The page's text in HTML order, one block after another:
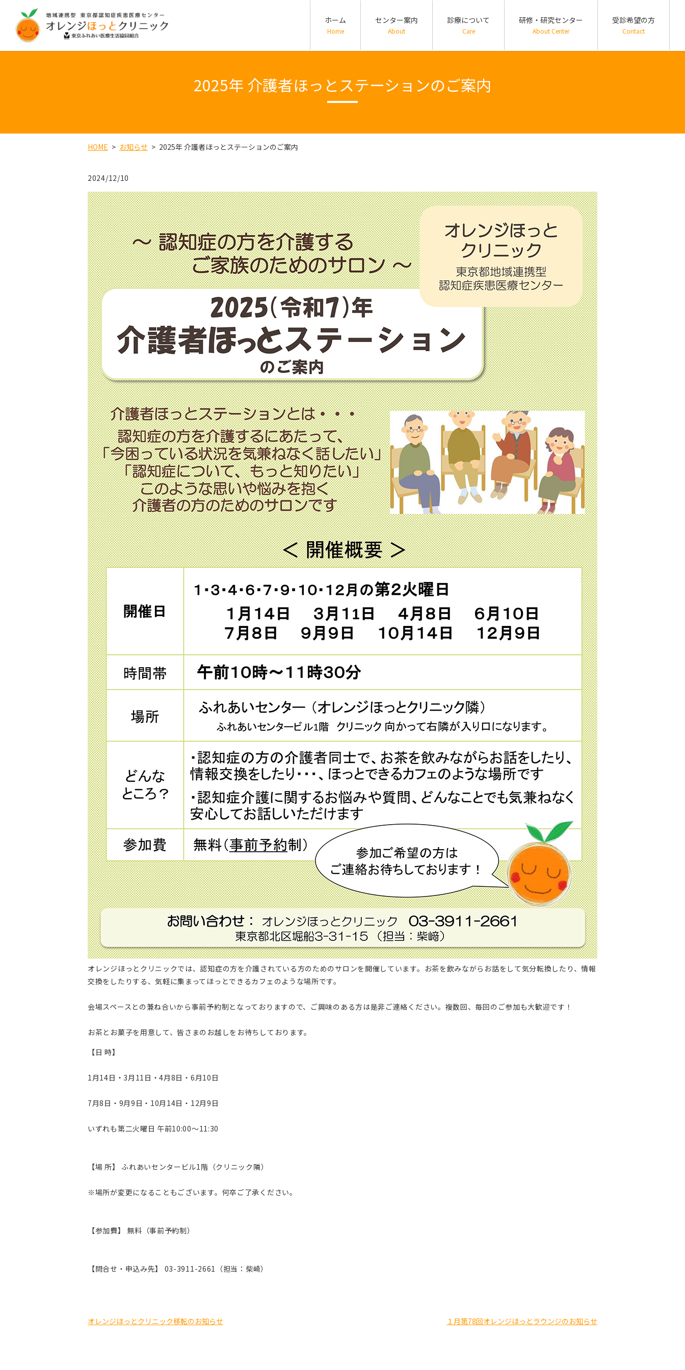
ホーム
Home
センター案内
About
診療について
Care
研修・研究センター
About Center
受診希望の方
Contact
2025年 介護者ほっとステーションのご案内
HOME お知らせ 2025年 介護者ほっとステーションのご案内
2024/12/10
オレンジほっとクリニックでは、認知症の方を介護されている方のためのサロンを開催しています。お茶を飲みながらお話をして気分転換したり、情報
交換をしたりする、気軽に集まってほっとできるカフェのような場所です。
会場スペースとの兼ね合いから事前予約制となっておりますので、ご興味のある方は是非ご連絡ください。複数回、毎回のご参加も大歓迎です！
お茶とお菓子を用意して、皆さまのお越しをお待ちしております。
【日 時】
1月14日・3月11日・4月8日・6月10日
7月8日・9月9日・10月14日・12月9日
いずれも第二火曜日 午前10:00～11:30
【場 所】 ふれあいセンタービル1階（クリニック隣）
※場所が変更になることもございます。何卒ご了承ください。
【参加費】 無料（事前予約制）
【問合せ・申込み先】 03-3911-2661（担当：柴崎）
オレンジほっとクリニック移転のお知らせ １月第78回オレンジほっとラウンジのお知らせ